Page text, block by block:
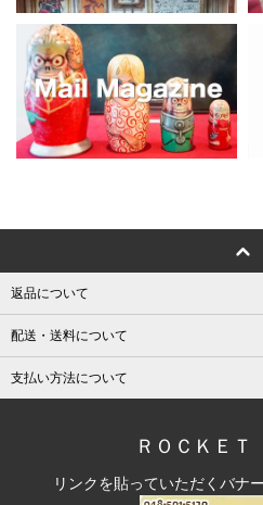
返品について
配送・送料について
支払い方法について
ＲＯＣＫＥ
リンクを貼っていただくバナ